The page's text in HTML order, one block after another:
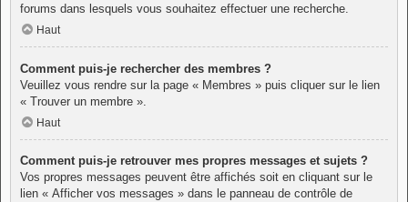
forums dans lesquels vous souhaitez effectuer une recherche.
Haut
Comment puis-je rechercher des membres ?
Veuillez vous rendre sur la page « Membres » puis cliquer sur le lien
« Trouver un membre ».
Haut
Comment puis-je retrouver mes propres messages et sujets ?
Vos propres messages peuvent être affichés soit en cliquant sur le
lien « Afficher vos messages » dans le panneau de contrôle de